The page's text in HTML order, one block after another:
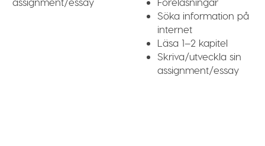
Söka information på
internet
Läsa 1–2 kapitel
Skriva/utveckla sin
assignment/essay